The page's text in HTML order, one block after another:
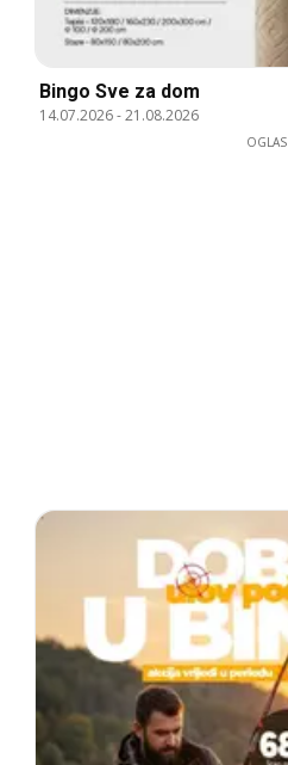
Bingo Sve za dom
14.07.2026-21.08.2026
OGLAS